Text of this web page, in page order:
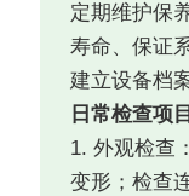
定期维护保
寿命、保证
建立设备档
日常检查项目
1. 外观检查
变形；检查